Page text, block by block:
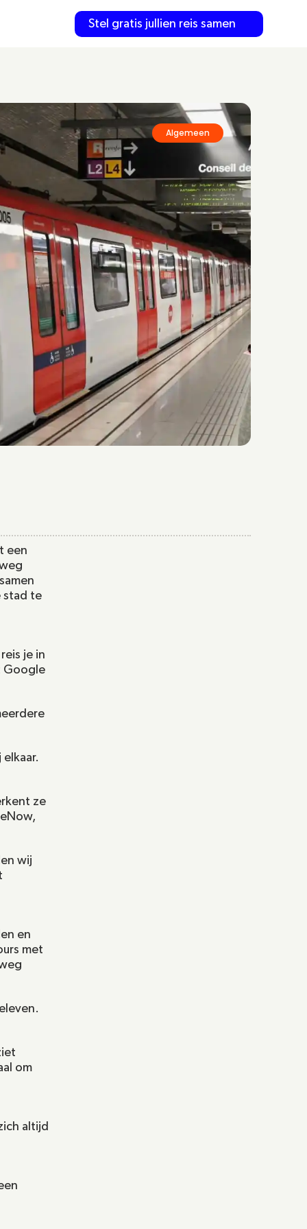
Algemeen
een
stad te
je in
Google
ze
wij
en
met
om
altijd
Stel gratis jullien reis samen